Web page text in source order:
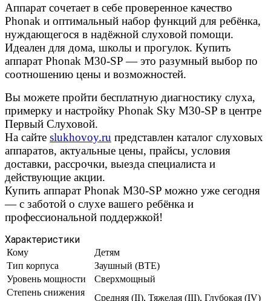
Аппарат сочетает в себе проверенное качество
Phonak и оптимальный набор функций для ребёнка,
нуждающегося в надёжной слуховой помощи.
Идеален для дома, школы и прогулок. Купить
аппарат Phonak M30-SP — это разумный выбор по
соотношению цены и возможностей.
Вы можете пройти бесплатную диагностику слуха,
примерку и настройку Phonak Sky M30-SP в центре
Первый Слуховой.
На сайте slukhovoy.ru представлен каталог слуховых
аппаратов, актуальные цены, прайсы, условия
доставки, рассрочки, выезда специалиста и
действующие акции.
Купить аппарат Phonak M30-SP можно уже сегодня
— с заботой о слухе вашего ребёнка и
профессиональной поддержкой!
Характеристики
Кому
Детям
Тип корпуса
Заушный (BTE)
Уровень мощности
Сверхмощный
Степень снижения
Средняя (II), Тяжелая (III), Глубокая (IV)